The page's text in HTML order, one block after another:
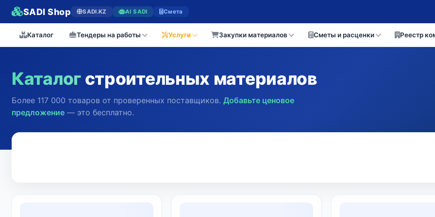
SADI Shop SADI.KZ AI SADI Смета
Каталог Тендеры на работы Услуги Закупки материалов Сметы и расценки Реестр
Каталогстроительных материалов
Более 117 000 товаров от проверенных поставщиков. Добавьте ценовое
предложение — это бесплатно.